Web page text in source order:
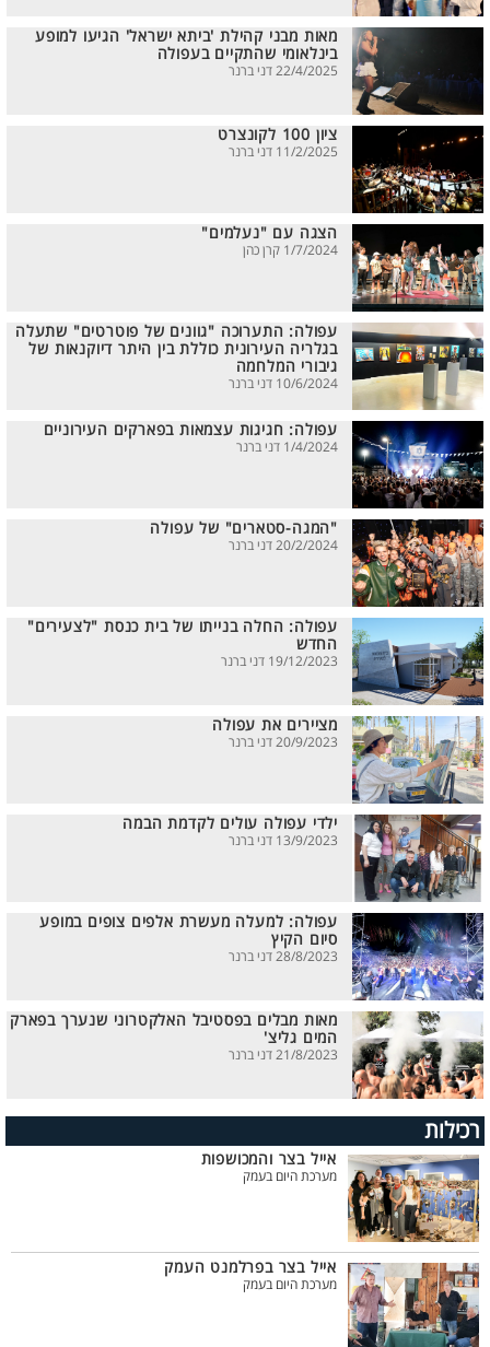
מאות מבני קהילת 'ביתא ישראל' הגיעו למופע
בינלאומי שהתקיים בעפולה
22/4/2025 דני ברנר
ציון 100 לקונצרט
11/2/2025 דני ברנר
הצגה עם "נעלמים"
1/7/2024 קרן כהן
עפולה: התערוכה "גוונים של פוטרטים" שתעלה
בגלריה העירונית כוללת בין היתר דיוקנאות של
גיבורי המלחמה
10/6/2024 דני ברנר
עפולה: חגיגות עצמאות בפארקים העירוניים
1/4/2024 דני ברנר
"המגה-סטארים" של עפולה
20/2/2024 דני ברנר
עפולה: החלה בנייתו של בית כנסת "לצעירים"
החדש
19/12/2023 דני ברנר
מציירים את עפולה
20/9/2023 דני ברנר
ילדי עפולה עולים לקדמת הבמה
13/9/2023 דני ברנר
עפולה: למעלה מעשרת אלפים צופים במופע
סיום הקיץ
28/8/2023 דני ברנר
מאות מבלים בפסטיבל האלקטרוני שנערך בפארק
המים גליצ'
21/8/2023 דני ברנר
רכילות
אייל בצר והמכושפות
מערכת היום בעמק
אייל בצר בפרלמנט העמק
מערכת היום בעמק